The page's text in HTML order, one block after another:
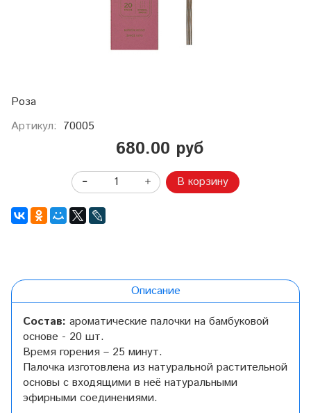
Роза
Артикул: 70005
680.00 руб
В корзину
Описание
Состав: ароматические палочки на бамбуковой
основе - 20 шт.
Время горения – 25 минут.
Палочка изготовлена из натуральной растительной
основы с входящими в неё натуральными
эфирными соединениями.